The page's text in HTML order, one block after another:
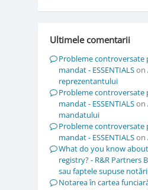
Ultimele comentarii
Probleme
mandat - ESSENTIALSon
reprezentantului
Probleme
mandat - ESSENTIALSon
mandatului
Probleme
mandat - ESSENTIALSon
What do you know
registry? - R&R Partners
sau faptele supuse
Notarea în cartea